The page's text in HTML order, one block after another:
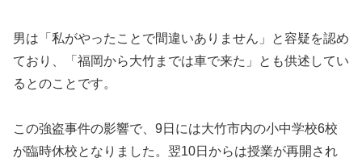
男は「私がやったことで間違いありません」と容疑を認め
ており、「福岡から大竹までは車で来た」とも供述してい
るとのことです。
この強盗事件の影響で、9日には大竹市内の小中学校6校
が臨時休校となりました。翌10日からは授業が再開され